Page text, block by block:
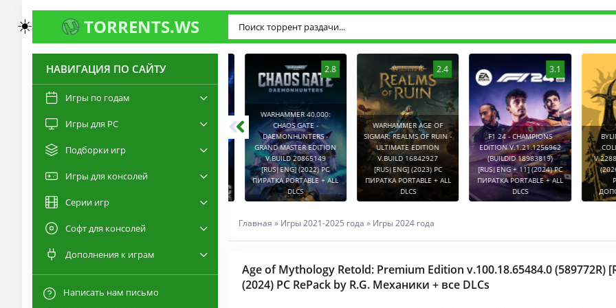
TORRENTS.WS
НАВИГАЦИЯ ПО САЙТУ
Игры по годам
Игры для PC
Подборки игр
Игры для консолей
Серии игр
Софт для консолей
Дополнения к играм
Написать нам письмо
3.0
RESIDENT EVIL 9:
REQUIEM - DELUXE
EDITION V.BUILD
(2026) PC ПИРАТКА
[RUS|ENG] (2026) PC
WARHAMMER 40,000:
CHAOS GATE -
DAEMONHUNTERS -
GRAND MASTER EDITION
V.BUILD 20865149
[RUS|ENG] (2022) PC
ПИРАТКА PORTABLE + ALL
DLCS
2.4
WARHAMMER AGE OF
SIGMAR: REALMS OF RUIN -
ULTIMATE EDITION
V.BUILD 16842927
[RUS|ENG] (2023) PC
ПИРАТКА PORTABLE + ALL
3.1
F1 24 - CHAMPIONS
EDITION V.1.21.1256962
(BUILDID 18983819)
[RUS|ENG + 11] (2024) PC
ПИРАТКА PORTABLE + ALL
BYLINA
(2026)
Главная » Игры 2021-2025 года » Игры 2024 года
Age of Mythology Retold: Premium Edition v.100.18.65484.0 (589772R)
(2024) PC RePack by R.G. Механики + все DLCs
☀️